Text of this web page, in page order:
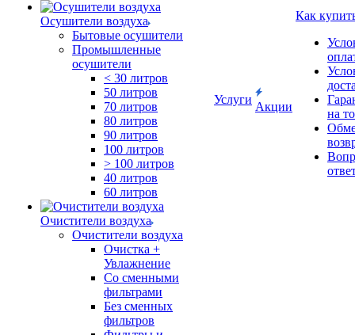
Осушители воздуха
Бытовые осушители
Промышленные
осушители
< 30 литров
50 литров
70 литров
80 литров
90 литров
100 литров
> 100 литров
40 литров
60 литров
Очистители воздуха
Очистители воздуха
Очистка +
Увлажнение
Cо сменными
фильтрами
Без сменных
фильтров
Услуги
Акции
Как
на